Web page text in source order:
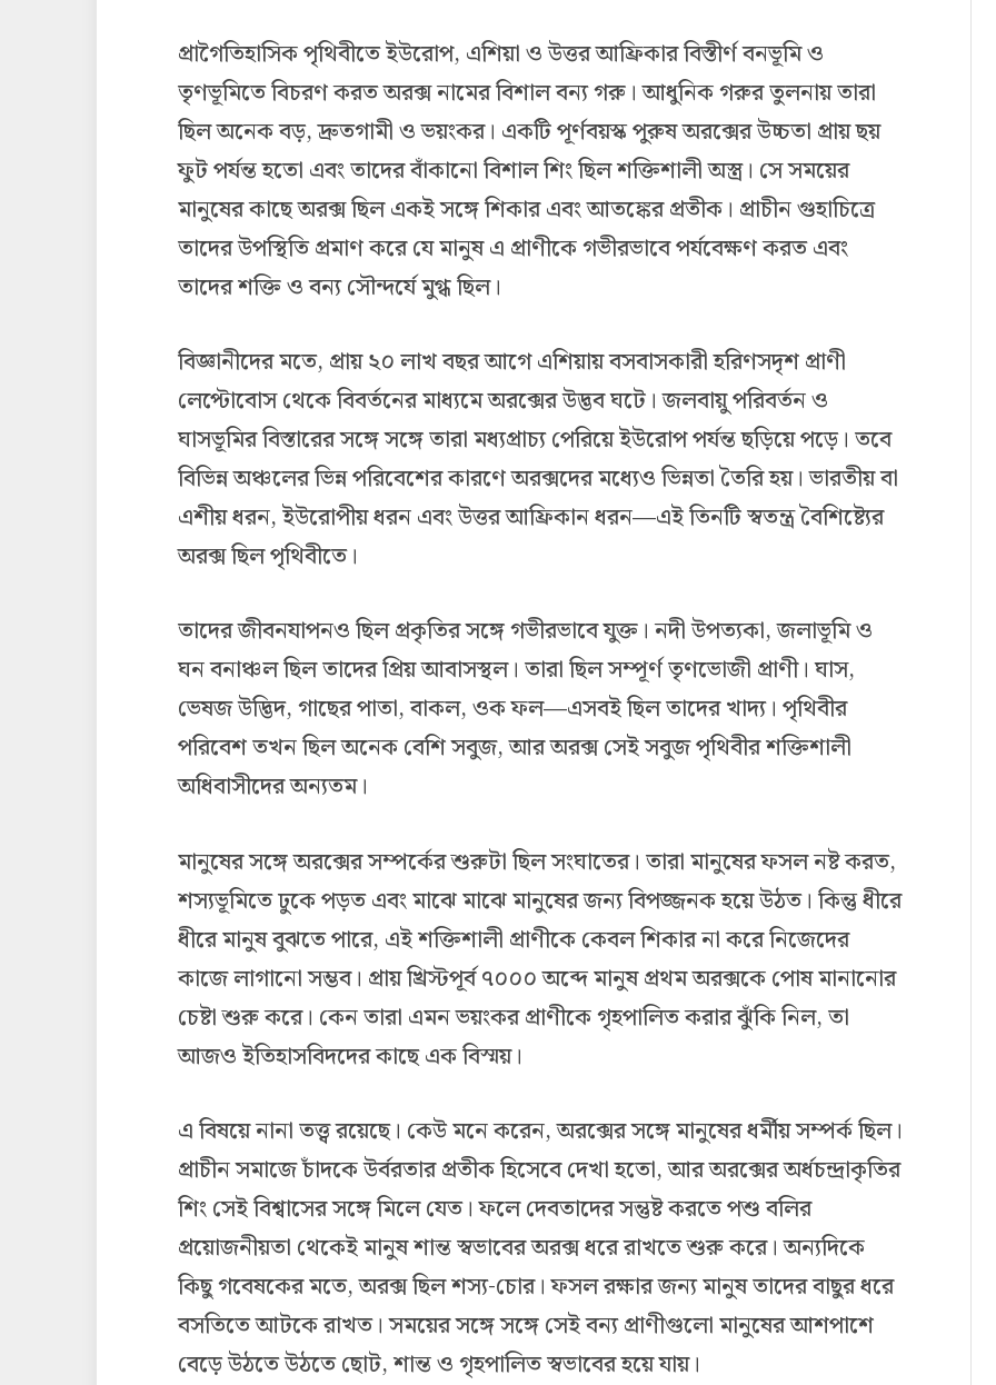
প্রাগৈতিহাসিক পৃথিবীতে ইউরোপ, এশিয়া ও উত্তর আফ্রিকার বিস্তীর্ণ বনভূমি ও
তৃণভূমিতে বিচরণ করত অরক্স নামের বিশাল বন্য গরু। আধুনিক গরুর তুলনায় তারা
ছিল অনেক বড়, দ্রুতগামী ও ভয়ংকর। একটি পূর্ণবয়স্ক পুরুষ অরক্সের উচ্চতা প্রায় ছয়
ফুট পর্যন্ত হতো এবং তাদের বাঁকানো বিশাল শিং ছিল শক্তিশালী অস্ত্র। সে সময়ের
মানুষের কাছে অরক্স ছিল একই সঙ্গে শিকার এবং আতঙ্কের প্রতীক। প্রাচীন গুহাচিত্রে
তাদের উপস্থিতি প্রমাণ করে যে মানুষ এ প্রাণীকে গভীরভাবে পর্যবেক্ষণ করত এবং
তাদের শক্তি ও বন্য সৌন্দর্যে মুগ্ধ ছিল।
বিজ্ঞানীদের মতে, প্রায় ২০ লাখ বছর আগে এশিয়ায় বসবাসকারী হরিণসদৃশ প্রাণী
লেপ্টোবোস থেকে বিবর্তনের মাধ্যমে অরক্সের উদ্ভব ঘটে। জলবায়ু পরিবর্তন ও
ঘাসভূমির বিস্তারের সঙ্গে সঙ্গে তারা মধ্যপ্রাচ্য পেরিয়ে ইউরোপ পর্যন্ত ছড়িয়ে পড়ে। তবে
বিভিন্ন অঞ্চলের ভিন্ন পরিবেশের কারণে অরক্সদের মধ্যেও ভিন্নতা তৈরি হয়। ভারতীয় বা
এশীয় ধরন, ইউরোপীয় ধরন এবং উত্তর আফ্রিকান ধরন—এই তিনটি স্বতন্ত্র বৈশিষ্ট্যের
অরক্স ছিল পৃথিবীতে।
তাদের জীবনযাপনও ছিল প্রকৃতির সঙ্গে গভীরভাবে যুক্ত। নদী উপত্যকা, জলাভূমি ও
ঘন বনাঞ্চল ছিল তাদের প্রিয় আবাসস্থল। তারা ছিল সম্পূর্ণ তৃণভোজী প্রাণী। ঘাস,
ভেষজ উদ্ভিদ, গাছের পাতা, বাকল, ওক ফল—এসবই ছিল তাদের খাদ্য। পৃথিবীর
পরিবেশ তখন ছিল অনেক বেশি সবুজ, আর অরক্স সেই সবুজ পৃথিবীর শক্তিশালী
অধিবাসীদের অন্যতম।
মানুষের সঙ্গে অরক্সের সম্পর্কের শুরুটা ছিল সংঘাতের। তারা মানুষের ফসল নষ্ট করত,
শস্যভূমিতে ঢুকে পড়ত এবং মাঝে মাঝে মানুষের জন্য বিপজ্জনক হয়ে উঠত। কিন্তু ধীরে
ধীরে মানুষ বুঝতে পারে, এই শক্তিশালী প্রাণীকে কেবল শিকার না করে নিজেদের
কাজে লাগানো সম্ভব। প্রায় খ্রিস্টপূর্ব ৭০০০ অব্দে মানুষ প্রথম অরক্সকে পোষ মানানোর
চেষ্টা শুরু করে। কেন তারা এমন ভয়ংকর প্রাণীকে গৃহপালিত করার ঝুঁকি নিল, তা
আজও ইতিহাসবিদদের কাছে এক বিস্ময়।
এ বিষয়ে নানা তত্ত্ব রয়েছে। কেউ মনে করেন, অরক্সের সঙ্গে মানুষের ধর্মীয় সম্পর্ক ছিল।
প্রাচীন সমাজে চাঁদকে উর্বরতার প্রতীক হিসেবে দেখা হতো, আর অরক্সের অর্ধচন্দ্রাকৃতির
শিং সেই বিশ্বাসের সঙ্গে মিলে যেত। ফলে দেবতাদের সন্তুষ্ট করতে পশু বলির
প্রয়োজনীয়তা থেকেই মানুষ শান্ত স্বভাবের অরক্স ধরে রাখতে শুরু করে। অন্যদিকে
কিছু গবেষকের মতে, অরক্স ছিল শস্য-চোর। ফসল রক্ষার জন্য মানুষ তাদের বাছুর ধরে
বসতিতে আটকে রাখত। সময়ের সঙ্গে সঙ্গে সেই বন্য প্রাণীগুলো মানুষের আশপাশে
বেড়ে উঠতে উঠতে ছোট, শান্ত ও গৃহপালিত স্বভাবের হয়ে যায়।